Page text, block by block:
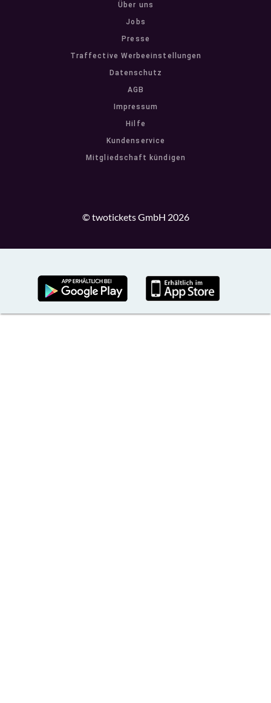
Über uns
Jobs
Presse
Traffective Werbeeinstellungen
Datenschutz
AGB
Impressum
Hilfe
Kundenservice
Mitgliedschaft kündigen
© twotickets GmbH 2026